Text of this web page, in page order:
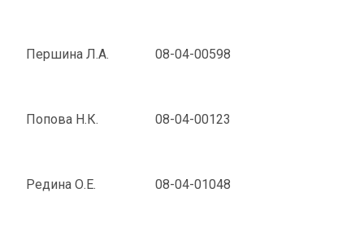
Першина Л.А. 08-04-00598
Попова Н.К. 08-04-00123
Редина О.Е. 08-04-01048